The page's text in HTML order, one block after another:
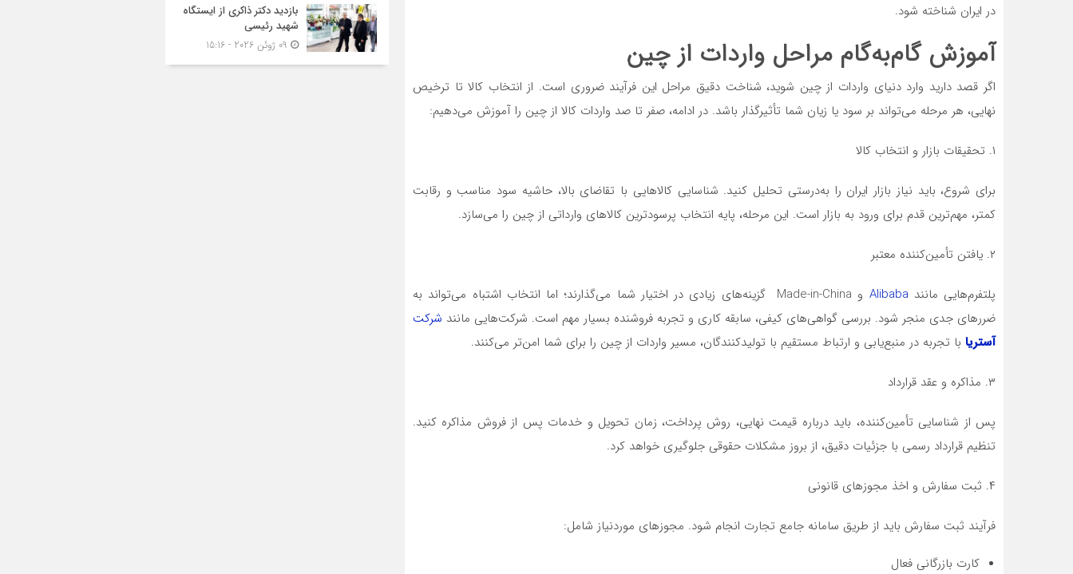
در ایران شناخته شود.
آموزش گام‌به‌گام مراحل واردات از چین
اگر قصد دارید وارد دنیای واردات از چین شوید، شناخت دقیق مراحل این فرآیند ضروری است. از انتخاب کالا تا ترخیص
نهایی، هر مرحله می‌تواند بر سود یا زیان شما تأثیرگذار باشد. در ادامه، صفر تا صد واردات کالا از چین را آموزش می‌دهیم:
۱. تحقیقات بازار و انتخاب کالا
برای شروع، باید نیاز بازار ایران را به‌درستی تحلیل کنید. شناسایی کالاهایی با تقاضای بالا، حاشیه سود مناسب و رقابت
کمتر، مهم‌ترین قدم برای ورود به بازار است. این مرحله، پایه انتخاب پرسودترین کالاهای وارداتی از چین را می‌سازد.
۲. یافتن تأمین‌کننده معتبر
پلتفرم‌هایی مانند Alibaba
و Made-in-China گزینه‌های زیادی در اختیار شما می‌گذارند؛ اما انتخاب اشتباه می‌تواند به
ضررهای جدی منجر شود. بررسی گواهی‌های کیفی، سابقه کاری و تجربه فروشنده بسیار مهم است. شرکت‌هایی مانند شرکت
آستریا با تجربه در منبع‌یابی و ارتباط مستقیم با تولیدکنندگان، مسیر واردات از چین را برای شما امن‌تر می‌کنند.
۳. مذاکره و عقد قرارداد
پس از شناسایی تأمین‌کننده، باید درباره قیمت نهایی، روش پرداخت، زمان تحویل و خدمات پس از فروش مذاکره کنید.
تنظیم قرارداد رسمی با جزئیات دقیق، از بروز مشکلات حقوقی جلوگیری خواهد کرد.
۴. ثبت سفارش و اخذ مجوزهای قانونی
فرآیند ثبت سفارش باید از طریق سامانه جامع تجارت انجام شود. مجوزهای موردنیاز شامل:
کارت بازرگانی فعال
بازدید دکتر ذاکری از ایستگاه
شهید رئیسی